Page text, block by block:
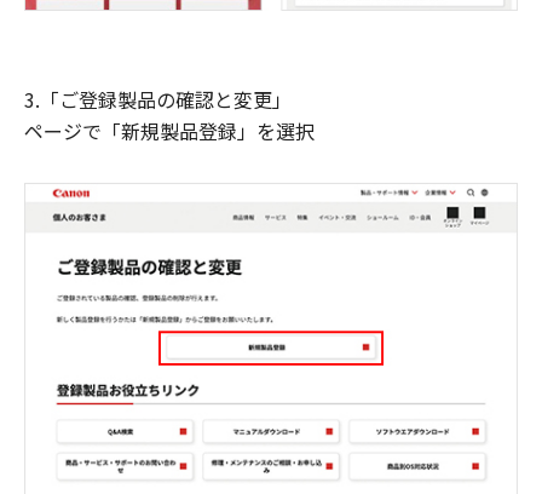
3.「ご登録製品の確認と変更」
ページで「新規製品登録」を選択